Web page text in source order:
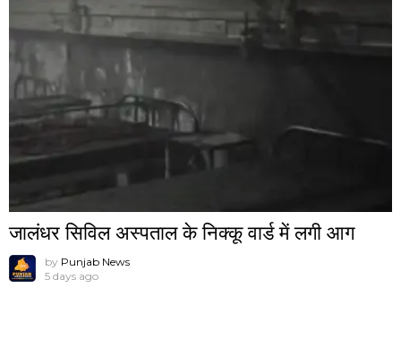
जालंधर सिविल अस्पताल के निक्कू वार्ड में लगी आग
by Punjab News
5 days ago